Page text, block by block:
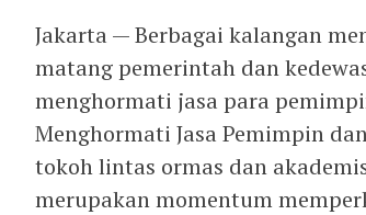
Jakarta — Berbagai kalangan
matang pemerintah dan
menghormati jasa para
Menghormati Jasa Pemimpin
tokoh lintas ormas dan
merupakan momentum